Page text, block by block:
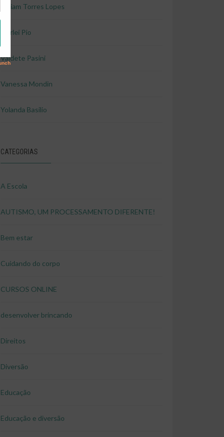
Miriam Torres Lopes
Shirlei Pio
Valdete Pasini
Vanessa Mondin
Yolanda Basilio
CATEGORIAS
A Escola
AUTISMO, UM PROCESSAMENTO DIFERENTE!
Bem estar
Cuidando do corpo
CURSOS ONLINE
desenvolver brincando
Direitos
Diversão
Educação
Educação e diversão